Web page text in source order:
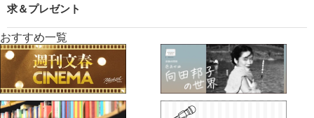
求＆プレゼント
おすすめ一覧